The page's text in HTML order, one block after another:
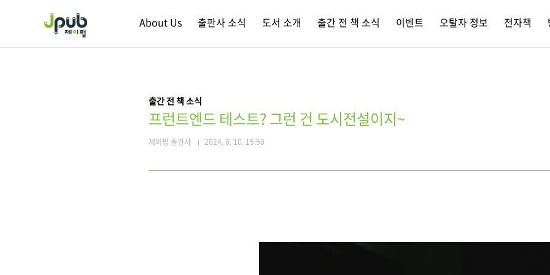
About Us 출판사 소식 도서 소개 출간 전 책 소식 이벤트 오탈자 정보 전자책
출간 전 책 소식
프런트엔드 테스트? 그런 건 도시전설이지~
제이펍 출판사 2024. 6. 10. 15:50